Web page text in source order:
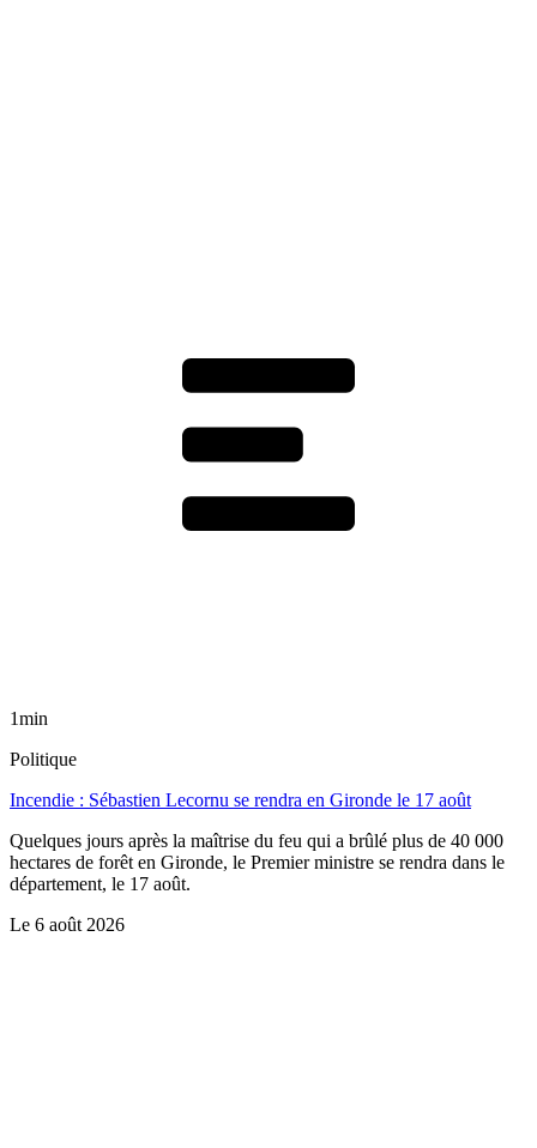
1min
Politique
Incendie : Sébastien Lecornu se rendra en Gironde le 17 août
Quelques jours après la maîtrise du feu qui a brûlé plus de 40 000
hectares de forêt en Gironde, le Premier ministre se rendra dans le
département, le 17 août.
Le 6 août 2026